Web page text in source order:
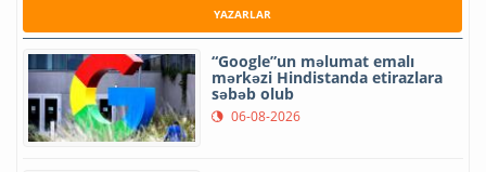
YAZARLAR
“Google”un məlumat emalı
mərkəzi Hindistanda etirazlara
səbəb olub
06-08-2026